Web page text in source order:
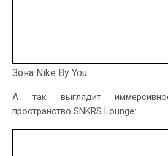
Зона Nike By You
А так выглядит
пространство SNKRS Lounge: